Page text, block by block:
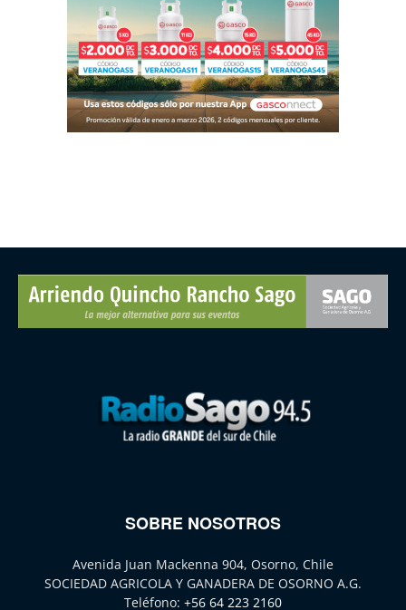
SOBRE NOSOTROS
Avenida Juan Mackenna 904, Osorno, Chile
SOCIEDAD AGRICOLA Y GANADERA DE OSORNO A.G.
Teléfono: +56 64 223 2160